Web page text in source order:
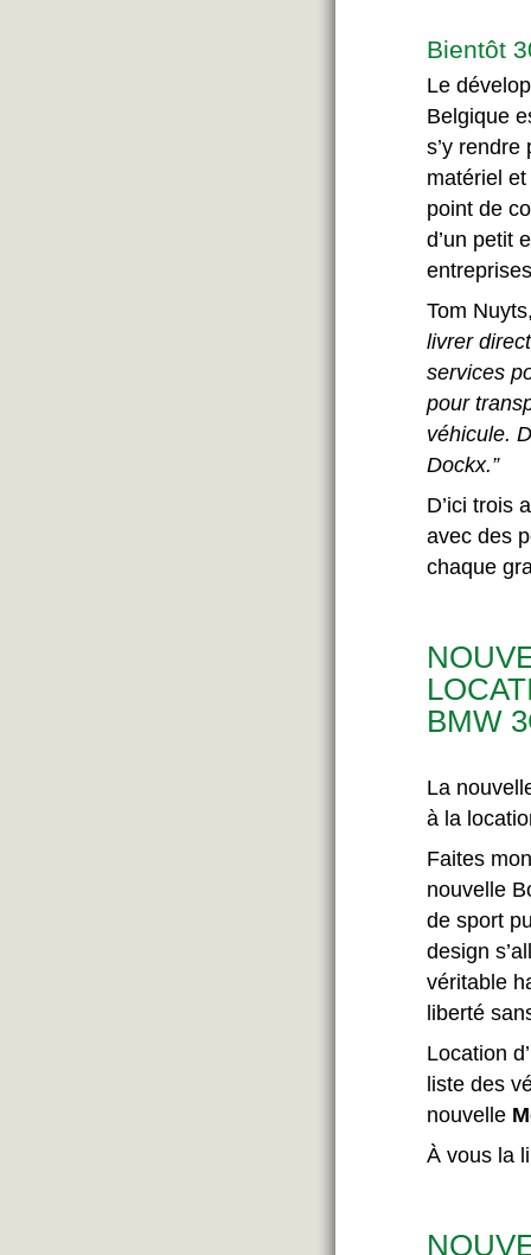
Bientôt
Le
Belgique
s’y
matériel
point de
d’un petit
Tom
livrer
services
pour
véhicule.
Dockx.”
D’ici trois
avec des
chaque
BMW
La
à la
Faites
nouvelle
de sport
design
véritable
liberté
Location
liste des
nouvelle
À vous la